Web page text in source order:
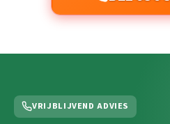
VRIJBLIJVEND ADVIES